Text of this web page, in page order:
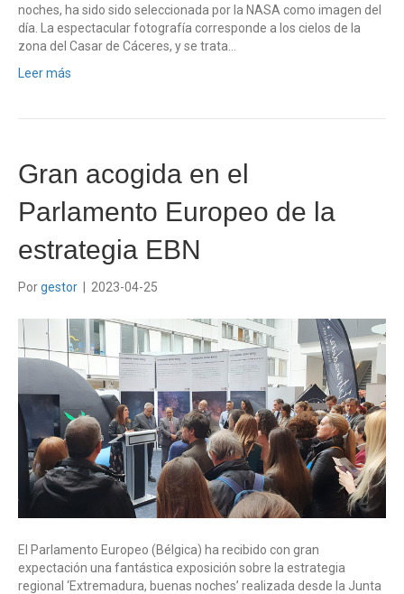
noches, ha sido sido seleccionada por la NASA como imagen del
día. La espectacular fotografía corresponde a los cielos de la
zona del Casar de Cáceres, y se trata…
Leer más
Gran acogida en el
Parlamento Europeo de la
estrategia EBN
Porgestor 2023-04-25
El Parlamento Europeo (Bélgica) ha recibido con gran
expectación una fantástica exposición sobre la estrategia
regional ‘Extremadura, buenas noches’ realizada desde la Junta